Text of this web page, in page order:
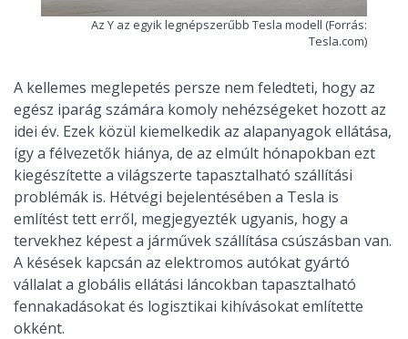
Az Y az egyik legnépszerűbb Tesla modell (Forrás:
Tesla.com)
A kellemes meglepetés persze nem feledteti, hogy az
egész iparág számára komoly nehézségeket hozott az
idei év. Ezek közül kiemelkedik az alapanyagok ellátása,
így a félvezetők hiánya, de az elmúlt hónapokban ezt
kiegészítette a világszerte tapasztalható szállítási
problémák is. Hétvégi bejelentésében a Tesla is
említést tett erről, megjegyezték ugyanis, hogy a
tervekhez képest a járművek szállítása csúszásban van.
A késések kapcsán az elektromos autókat gyártó
vállalat a globális ellátási láncokban tapasztalható
fennakadásokat és logisztikai kihívásokat említette
okként.